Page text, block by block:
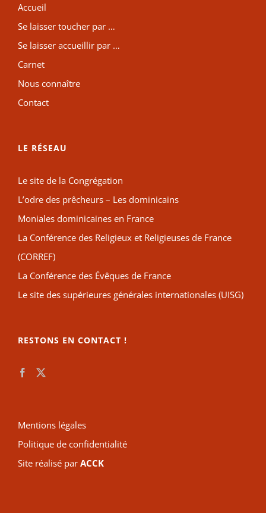
Accueil
Se laisser toucher par …
Se laisser accueillir par …
Carnet
Nous connaître
Contact
LE RÉSEAU
Le site de la Congrégation
L’odre des prêcheurs – Les dominicains
Moniales dominicaines en France
La Conférence des Religieux et Religieuses de France
(CORREF)
La Conférence des Évêques de France
Le site des supérieures générales internationales (UISG)
RESTONS EN CONTACT !
Mentions légales
Politique de confidentialité
Site réalisé par ACCK